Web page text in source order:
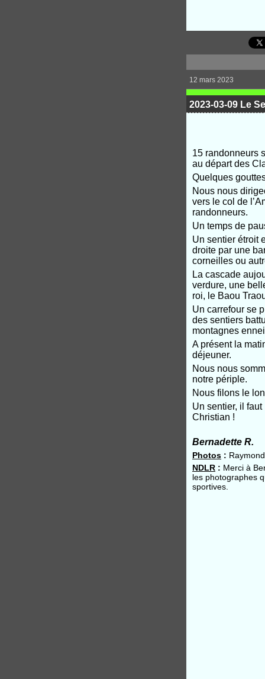
12 mars 2023
2023-03-09 Le
15 randonneurs
au départ des
Quelques
Nous nous
vers le col de
randonneurs.
Un temps de
Un sentier étroit
droite par une
corneilles ou
La cascade
verdure, une
roi, le Baou
Un carrefour se
des sentiers
montagnes
A présent la
déjeuner.
Nous nous
notre périple.
Nous filons le
Un sentier, il
Christian !
Bernadette R.
Photos :
NDLR : Merci à
les photographes
sportives.